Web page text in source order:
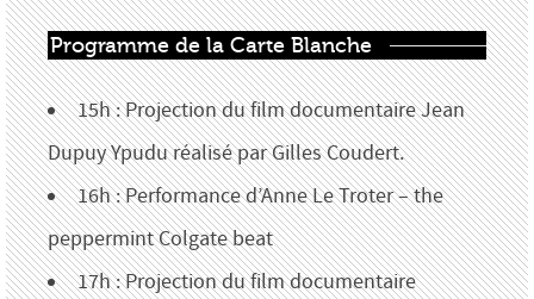
Programme de la Carte Blanche
15h : Projection du film documentaire Jean
Dupuy Ypudu réalisé par Gilles Coudert.
16h : Performance d’Anne Le Troter – the
peppermint Colgate beat
17h : Projection du film documentaire